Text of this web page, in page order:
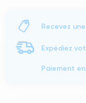
Recevez
Expédiez
Paiement